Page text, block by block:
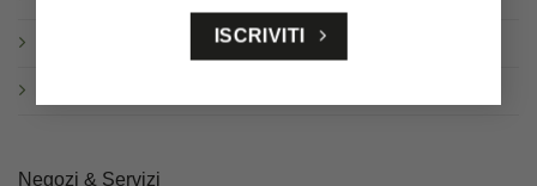
ISCRIVITI
Negozi & Servizi